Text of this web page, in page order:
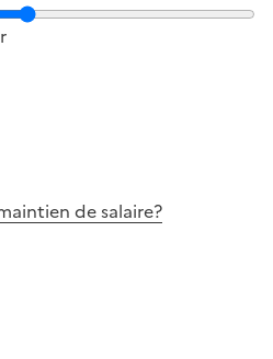
de cette page
de salaire?